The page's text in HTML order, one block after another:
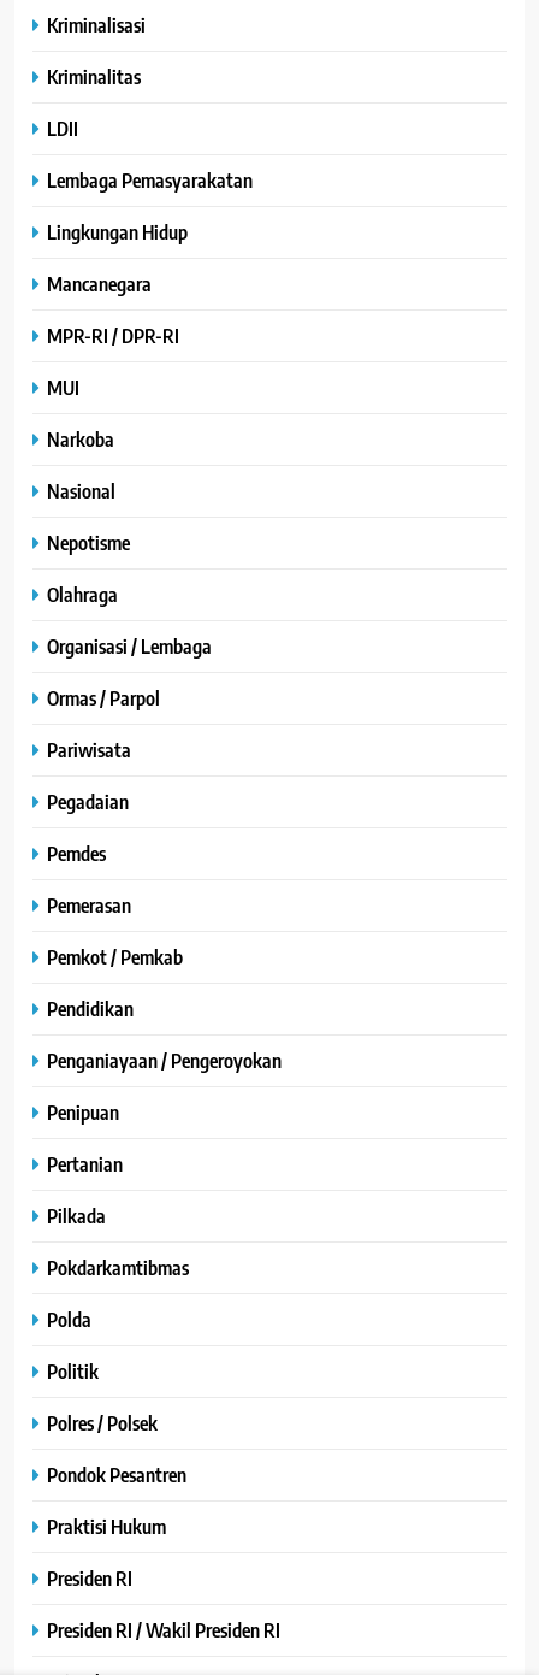
Kriminalisasi
Kriminalitas
LDII
Lembaga Pemasyarakatan
Lingkungan Hidup
Mancanegara
MPR-RI / DPR-RI
MUI
Narkoba
Nasional
Nepotisme
Olahraga
Organisasi / Lembaga
Ormas / Parpol
Pariwisata
Pegadaian
Pemdes
Pemerasan
Pemkot / Pemkab
Pendidikan
Penganiayaan / Pengeroyokan
Penipuan
Pertanian
Pilkada
Pokdarkamtibmas
Polda
Politik
Polres / Polsek
Pondok Pesantren
Praktisi Hukum
Presiden RI
Presiden RI / Wakil Presiden RI